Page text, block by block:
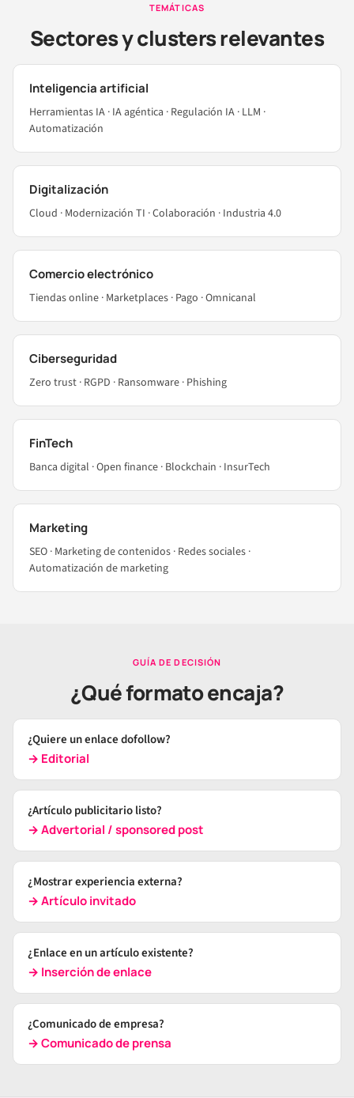
TEMÁTICAS
Sectores y clusters relevantes
Inteligencia artificial
Herramientas IA · IA agéntica · Regulación IA · LLM ·
Automatización
Digitalización
Cloud · Modernización TI · Colaboración · Industria 4.0
Comercio electrónico
Tiendas online · Marketplaces · Pago · Omnicanal
Ciberseguridad
Zero trust · RGPD · Ransomware · Phishing
FinTech
Banca digital · Open finance · Blockchain · InsurTech
Marketing
SEO · Marketing de contenidos · Redes sociales ·
Automatización de marketing
GUÍA DE DECISIÓN
¿Qué formato encaja?
¿Quiere un enlace dofollow?
→ Editorial
¿Artículo publicitario listo?
→ Advertorial / sponsored post
¿Mostrar experiencia externa?
→ Artículo invitado
¿Enlace en un artículo existente?
→ Inserción de enlace
¿Comunicado de empresa?
→ Comunicado de prensa